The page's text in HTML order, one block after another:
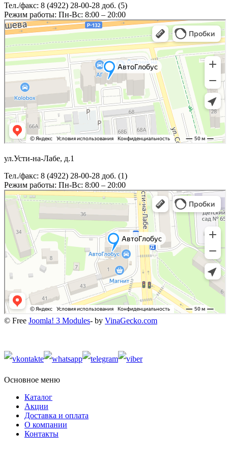
Тел./факс: 8 (4922) 28-00-28 доб. (5)
Режим работы: Пн-Вс: 8:00 – 20:00
ул.Усти-на-Лабе, д.1
Тел./факс: 8 (4922) 28-00-28 доб. (1)
Режим работы: Пн-Вс: 8:00 – 20:00
© Free Joomla! 3 Modules- by VinaGecko.com
Основное меню
Каталог
Акции
Доставка и оплата
О компании
Контакты